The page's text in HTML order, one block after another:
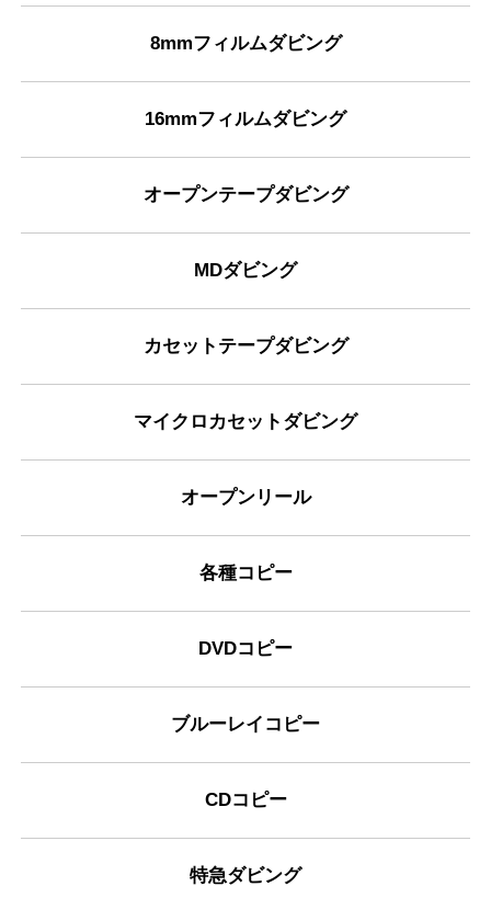
8mmフィルムダビング
16mmフィルムダビング
オープンテープダビング
MDダビング
カセットテープダビング
マイクロカセットダビング
オープンリール
各種コピー
DVDコピー
ブルーレイコピー
CDコピー
特急ダビング